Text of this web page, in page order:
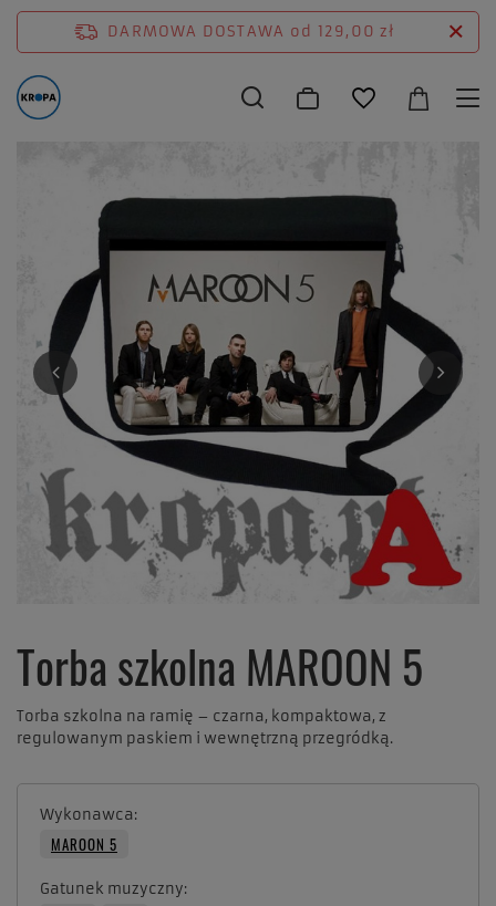
DARMOWA DOSTAWA od 129,00 zł
Torba szkolna MAROON 5
Torba szkolna na ramię – czarna, kompaktowa, z
regulowanym paskiem i wewnętrzną przegródką.
Wykonawca
MAROON 5
Gatunek muzyczny